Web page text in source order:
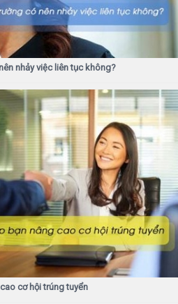
nhảy việc liên tục không?
cơ hội trúng tuyển